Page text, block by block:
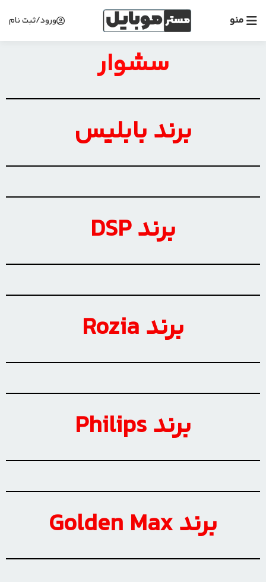
منو ورود/ثبت نام
سشوار
برند بابلیس
برند DSP
برند Rozia
برند Philips
برند Golden Max